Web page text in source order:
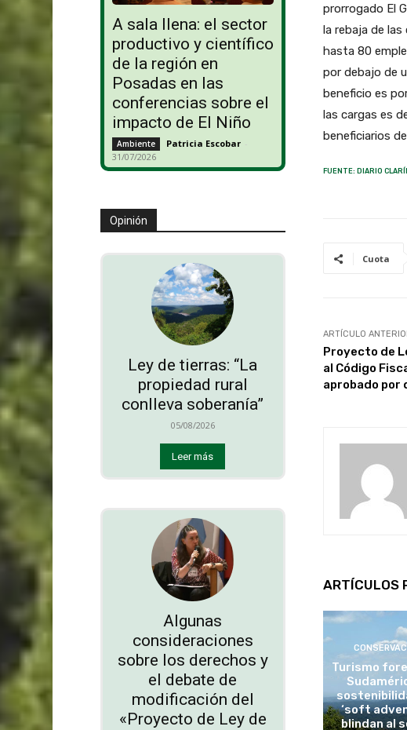
A sala llena: el sector
productivo y científico
de la región en
Posadas en las
conferencias sobre el
impacto de El Niño
Ambiente Patricia Escobar -
31/07/2026
Opinión
Ley de tierras: “La
propiedad rural
conlleva soberanía”
05/08/2026
Leer más
Algunas
consideraciones
sobre los derechos y
el debate de
modificación del
«Proyecto de Ley de
prorrogado El
la rebaja de
hasta 80
por debajo de
beneficio es
las cargas es
beneficiarios
FUENTE: DIARIO
Cuota
ARTÍCULO
Proyecto de
al Código
aprobado por
ARTÍCULOS
Turismo
‘soft
blindan al